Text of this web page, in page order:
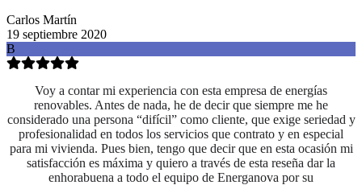
Carlos Martín
19 septiembre 2020
B
Voy a contar mi experiencia con esta empresa de energías
renovables. Antes de nada, he de decir que siempre me he
considerado una persona “difícil” como cliente, que exige seriedad y
profesionalidad en todos los servicios que contrato y en especial
para mi vivienda. Pues bien, tengo que decir que en esta ocasión mi
satisfacción es máxima y quiero a través de esta reseña dar la
enhorabuena a todo el equipo de Energanova por su